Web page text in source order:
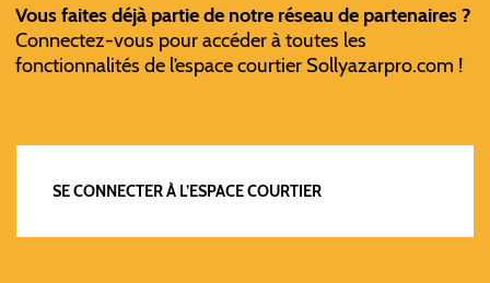
Vous faites déjà partie de notre réseau de partenaires ?
Connectez-vous pour accéder à toutes les
fonctionnalités de l’espace courtier Sollyazarpro.com !
SE CONNECTER À L’ESPACE COURTIER